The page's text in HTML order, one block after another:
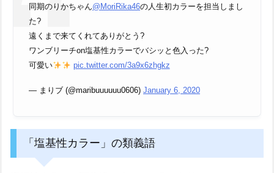
同期のりかちゃん@MoriRika46の人生初カラーを担当しまし
た?
遠くまで来てくれてありがとう?
ワンブリーチon塩基性カラーでバシッと色入った?
可愛い
pic.twitter.com/3a9x6zhgkz
— まりブ (@maribuuuuuu0606) January 6, 2020
「塩基性カラー」の類義語